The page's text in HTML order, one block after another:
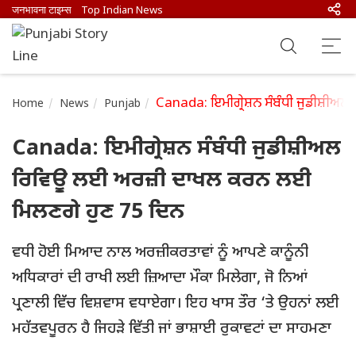
जनभावना टाइम्स Top Indian News
Home News Punjab Canada: ਇਮੀਗ੍ਰੇਸ਼ਨ ਸੰਬੰਧੀ
Canada: ਇਮੀਗ੍ਰੇਸ਼ਨ ਸੰਬੰਧੀ ਜੁਡੀਸ਼ੀਅਲ
ਰਿਵਿਊ ਲਈ ਅਰਜ਼ੀ ਦਾਖਲ ਕਰਨ ਲਈ
ਮਿਲਣਗੇ ਹੁਣ 75 ਦਿਨ
ਵਧੀ ਹੋਈ ਮਿਆਦ ਨਾਲ ਅਰਜ਼ੀਕਰਤਾਵਾਂ ਨੂੰ ਆਪਣੇ ਕਾਨੂੰਨੀ
ਅਧਿਕਾਰਾਂ ਦੀ ਰਾਖੀ ਲਈ ਜ਼ਿਆਦਾ ਮੌਕਾ ਮਿਲੇਗਾ, ਜੋ ਨਿਆਂ
ਪ੍ਰਣਾਲੀ ਵਿੱਚ ਵਿਸ਼ਵਾਸ ਵਧਾਏਗਾ। ਇਹ ਖਾਸ ਤੌਰ ‘ਤੇ ਉਹਨਾਂ ਲਈ
ਮਹੱਤਵਪੂਰਨ ਹੈ ਜਿਹੜੇ ਵਿੱਤੀ ਜਾਂ ਭਾਸ਼ਾਈ ਰੁਕਾਵਟਾਂ ਦਾ ਸਾਹਮਣਾ